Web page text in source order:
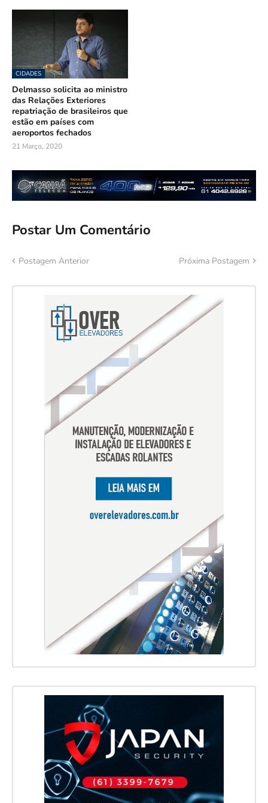
CIDADES
Delmasso solicita ao ministro
das Relações Exteriores
repatriação de brasileiros que
estão em países com
aeroportos fechados
21 Março, 2020
Postar Um Comentário
Postagem Anterior Próxima Postagem